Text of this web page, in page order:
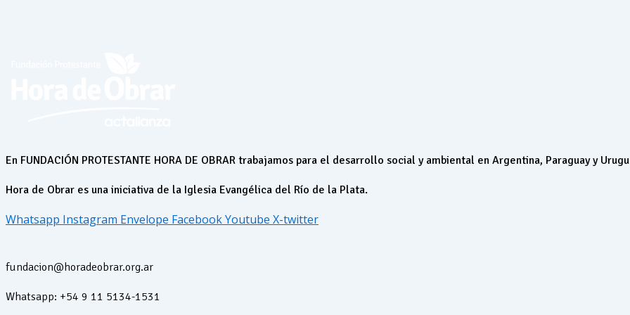
En FUNDACIÓN PROTESTANTE HORA DE OBRAR trabajamos para el desarrollo social y ambiental en Argentina, Paraguay y
Hora de Obrar es una iniciativa de la Iglesia Evangélica del Río de la Plata.
Whatsapp Instagram Envelope FacebookYoutube X-twitter
fundacion@horadeobrar.org.ar
Whatsapp: +54 9 11 5134-1531